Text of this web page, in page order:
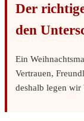
Der
den
Ein
Vertrauen,
deshalb legen wir